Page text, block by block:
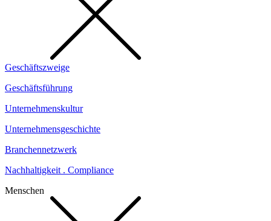
Geschäftszweige
Geschäftsführung
Unternehmenskultur
Unternehmensgeschichte
Branchennetzwerk
Nachhaltigkeit . Compliance
Menschen